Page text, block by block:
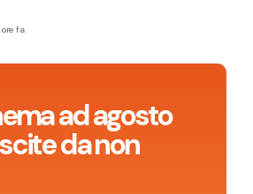
ad agosto
da non
ore fa